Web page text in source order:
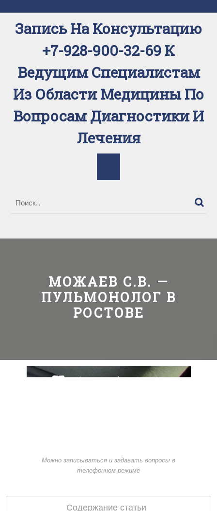
к
содержимому
Запись На Консультацию
+7-928-900-32-69 К
Ведущим Специалистам
Из Области Медицины По
Вопросам Диагностики И
Лечения
МОЖАЕВ С.В. —
ПУЛЬМОНОЛОГ В
РОСТОВЕ
Можно записываться и задавать вопросы в
телефонном режиме
Содержание статьи